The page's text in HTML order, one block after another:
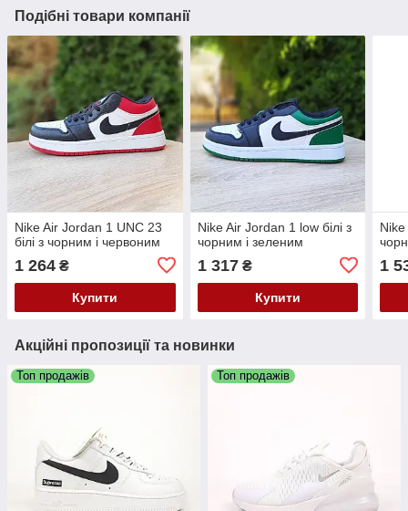
Подібні товари компанії
Nike Air Jordan 1 UNC 23
білі з чорним і червоним
1 264 ₴
Купити
Nike Air Jordan 1 low білі з
чорним і зеленим
1 317₴
Купити
Nike
1
Акційні пропозиції та новинки
Топ продажів Топ продажів